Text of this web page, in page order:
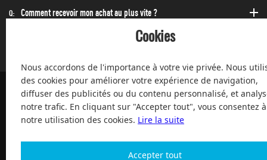
Q: Comment recevoir mon achat au plus vite ?
Puis-acheter à toute heure de la journée et de la nuit ?
Cookies
Nous accordons de l'importance à votre vie privée. Nous
des cookies pour améliorer votre expérience de navigation,
diffuser des publicités ou du contenu personnalisé, et
notre trafic. En cliquant sur "Accepter tout", vous consentez à
notre utilisation des cookies. Lire la suite
Accepter tout
100% de clients satisfaits, service après-vente, à votre service
depuis 2004